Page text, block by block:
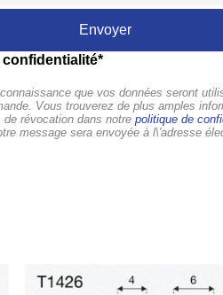
confidentialité*
que vos données seront
Vous trouverez de plus amples
révocation dans notre politique de
message sera envoyée à l\'adresse